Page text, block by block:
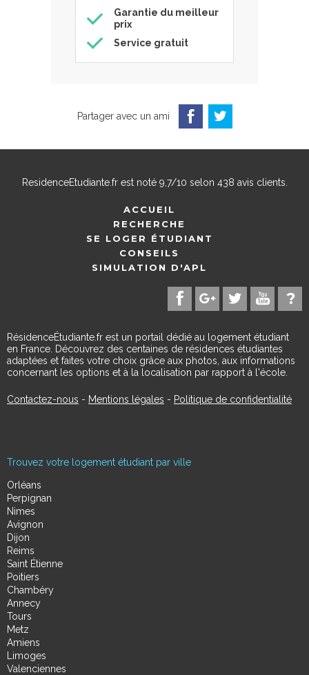
Garantie du meilleur
prix
Service gratuit
Partager avec un ami
ResidenceEtudiante.frest noté 9,7/10 selon 438 avis clients.
ACCUEIL
RECHERCHE
SE LOGER ÉTUDIANT
CONSEILS
SIMULATION D'APL
RésidenceÉtudiante.fr est un portail dédié au logement étudiant
en France. Découvrez des centaines de résidences étudiantes
adaptées et faites votre choix grâce aux photos, aux informations
concernant les options et à la localisation par rapport à l'école.
Contactez-nous - Mentions légales - Politique de confidentialité
Trouvez votre logement étudiant par ville
Orléans
Perpignan
Nimes
Avignon
Dijon
Reims
Saint Étienne
Poitiers
Chambéry
Annecy
Tours
Metz
Amiens
Limoges
Valenciennes